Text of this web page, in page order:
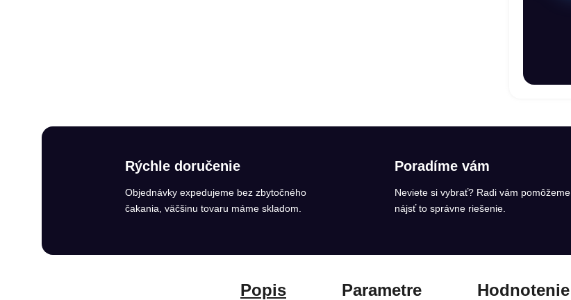
Rýchle doručenie
Objednávky expedujeme bez zbytočného
čakania, väčšinu tovaru máme skladom.
Poradíme vám
Neviete si vybrať? Radi vám pomôžeme
nájsť to správne riešenie.
Popis Parametre Hodnotenie